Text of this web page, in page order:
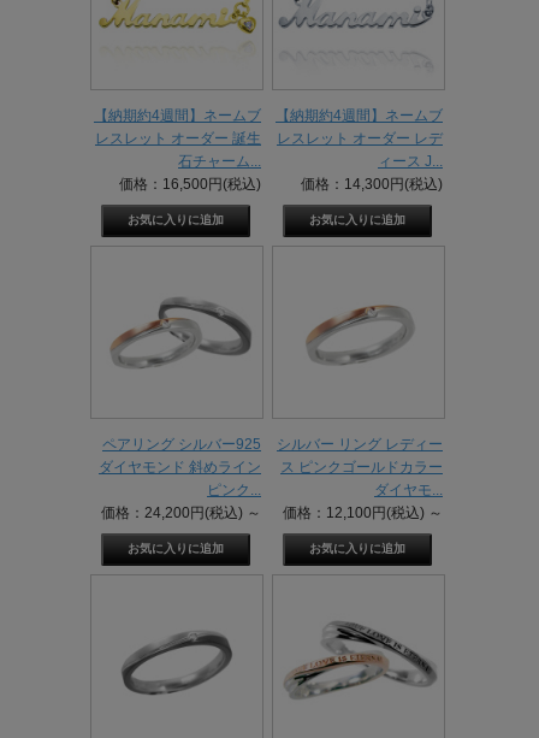
【納期約4週間】ネームブ
レスレット オーダー 誕生
石チャーム...
価格：16,500円(税込)
【納期約4週間】ネームブ
レスレット オーダー レデ
ィース J...
価格：14,300円(税込)
ペアリング シルバー925
ダイヤモンド 斜めライン
ピンク...
価格：24,200円(税込) ～
シルバー リング レディー
ス ピンクゴールドカラー
ダイヤモ...
価格：12,100円(税込) ～